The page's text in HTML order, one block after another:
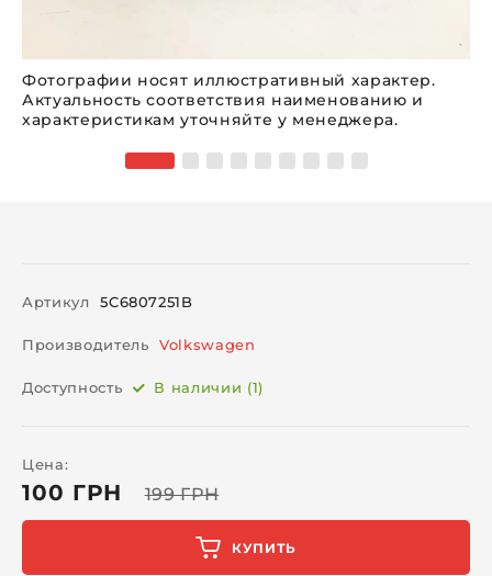
Фотографии носят иллюстративный характер.
Актуальность соответствия наименованию и
характеристикам уточняйте у менеджера.
Артикул 5C6807251B
Производитель Volkswagen
Доступность В наличии (1)
Цена:
100 ГРН 199 ГРН
КУПИТЬ